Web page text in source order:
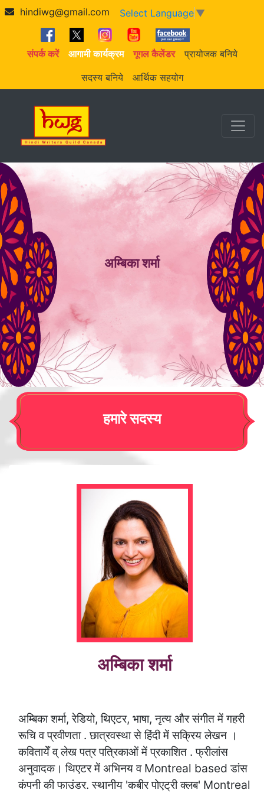
hindiwg@gmail.com Select Language ▼
संपर्क करें आगामी कार्यक्रम गूगल कैलेंडर
प्रायोजक बनिये
सदस्य बनिये
आर्थिक सहयोग
अम्बिका शर्मा
हमारे सदस्य
अम्बिका शर्मा
अम्बिका शर्मा, रेडियो, थिएटर, भाषा, नृत्य और संगीत में गहरी
रूचि व प्रवीणता . छात्रवस्था से हिंदी में सक्रिय लेखन ।
कवितायेँ व् लेख पत्र पत्रिकाओं में प्रकाशित . फ्रीलांस
अनुवादक। थिएटर में अभिनय व Montreal based डांस
कंपनी की फाउंडर. स्थानीय 'कबीर पोएट्री क्लब' Montreal